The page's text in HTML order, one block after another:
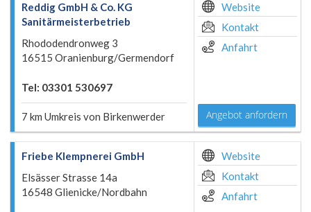
Reddig GmbH & Co. KG
Sanitärmeisterbetrieb
Rhododendronweg 3
16515 Oranienburg/Germendorf
Tel: 03301 530697
7 km Umkreis von Birkenwerder
Website
Kontakt
Anfahrt
Angebot anfordern
Friebe Klempnerei GmbH
Elsässer Strasse 14a
16548 Glienicke/Nordbahn
Website
Kontakt
Anfahrt